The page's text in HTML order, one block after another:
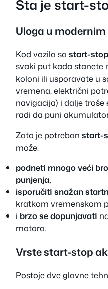
Šta je start-
Uloga u
Kod vozila sa start-
svaki put kada stanete
koloni ili usporavate u
vremena, električni
navigacija) i dalje
radi da puni
Zato je potreban start-
može:
podneti mnogo veći
punjenja,
isporučiti snažan
kratkom vremenskom
i brzo se dopunjavati
motora.
Vrste start-stop
Postoje dve glavne